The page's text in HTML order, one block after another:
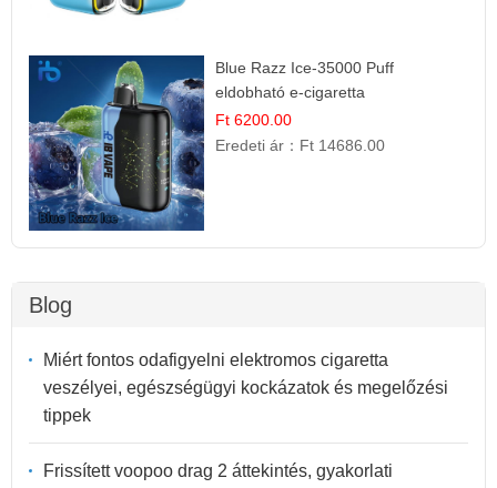
Blue Razz Ice-35000 Puff
eldobható e-cigaretta
Ft 6200.00
Eredeti ár： Ft 14686.00
Blog
Miért fontos odafigyelni elektromos cigaretta
veszélyei, egészségügyi kockázatok és megelőzési
tippek
Frissített voopoo drag 2 áttekintés, gyakorlati